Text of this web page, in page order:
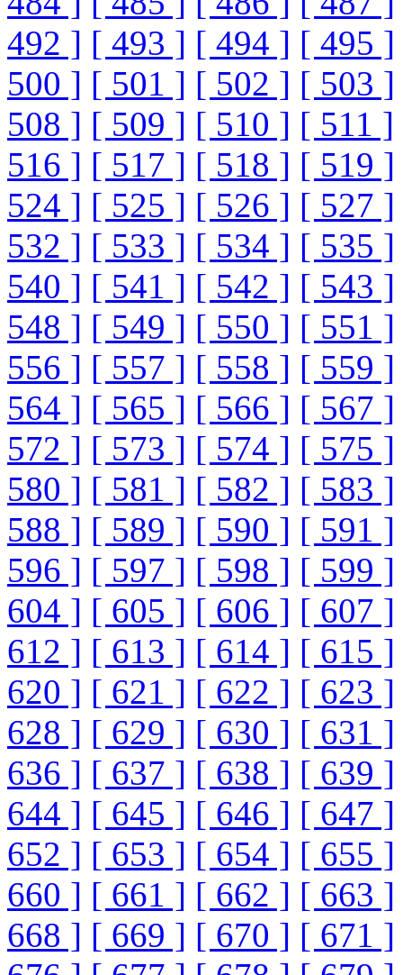
492 ] [ 493 ] [ 494 ] [ 495 ]
500 ] [ 501 ] [ 502 ] [ 503 ]
508 ] [ 509 ] [ 510 ] [ 511 ]
516 ] [ 517 ] [ 518 ] [ 519 ]
524 ] [ 525 ] [ 526 ] [ 527 ]
532 ] [ 533 ] [ 534 ] [ 535 ]
540 ] [ 541 ] [ 542 ] [ 543 ]
548 ] [ 549 ] [ 550 ] [ 551 ]
556 ] [ 557 ] [ 558 ] [ 559 ]
564 ] [ 565 ] [ 566 ] [ 567 ]
572 ] [ 573 ] [ 574 ] [ 575 ]
580 ] [ 581 ] [ 582 ] [ 583 ]
588 ] [ 589 ] [ 590 ] [ 591 ]
596 ] [ 597 ] [ 598 ] [ 599 ]
604 ] [ 605 ] [ 606 ] [ 607 ]
612 ] [ 613 ] [ 614 ] [ 615 ]
620 ] [ 621 ] [ 622 ] [ 623 ]
628 ] [ 629 ] [ 630 ] [ 631 ]
636 ] [ 637 ] [ 638 ] [ 639 ]
644 ] [ 645 ] [ 646 ] [ 647 ]
652 ] [ 653 ] [ 654 ] [ 655 ]
660 ] [ 661 ] [ 662 ] [ 663 ]
668 ] [ 669 ] [ 670 ] [ 671 ]